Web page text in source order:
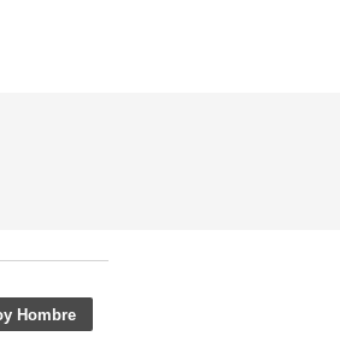
Hombre